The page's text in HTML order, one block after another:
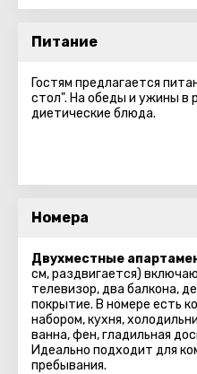
Питание
Гостям предлагается
стол". На обеды и ужины в
диетические блюда.
Номера
Двухместные
см, раздвигается)
телевизор, два балкона,
покрытие. В номере есть
набором, кухня,
ванна, фен, гладильная
Идеально подходит для
пребывания.